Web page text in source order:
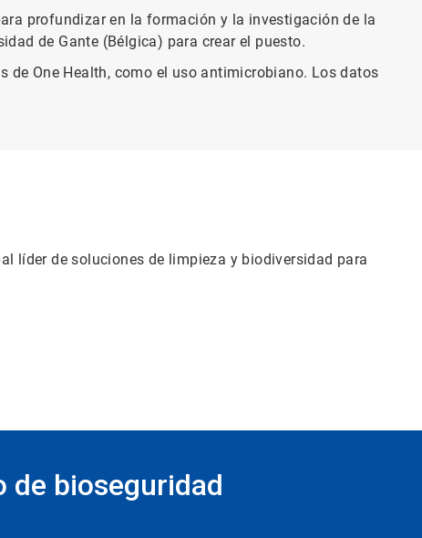
profundizar en la formación y la investigación de la
de Gante (Bélgica) para crear el puesto.
One Health, como el uso antimicrobiano. Los datos
líder de soluciones de limpieza y biodiversidad para
de bioseguridad